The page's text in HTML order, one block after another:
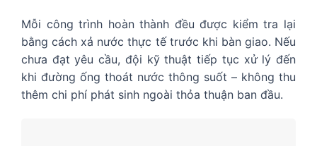
Mỗi công trình hoàn thành đều được kiểm tra lại
bằng cách xả nước thực tế trước khi bàn giao. Nếu
chưa đạt yêu cầu, đội kỹ thuật tiếp tục xử lý đến
khi đường ống thoát nước thông suốt – không thu
thêm chi phí phát sinh ngoài thỏa thuận ban đầu.